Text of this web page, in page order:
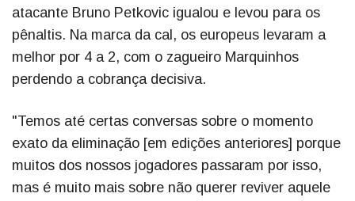
atacante Bruno Petkovic igualou e levou para os
pênaltis. Na marca da cal, os europeus levaram a
melhor por 4 a 2, com o zagueiro Marquinhos
perdendo a cobrança decisiva.
"Temos até certas conversas sobre o momento
exato da eliminação [em edições anteriores] porque
muitos dos nossos jogadores passaram por isso,
mas é muito mais sobre não querer reviver aquele